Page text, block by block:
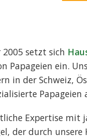
setzt sich
Papageien ein.
in der Schweiz,
Expertise
der durch